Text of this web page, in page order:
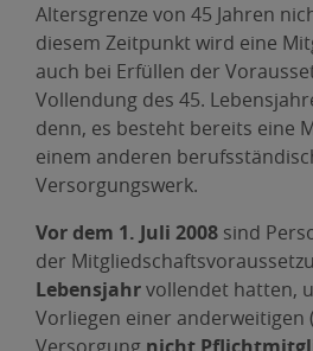
Altersgrenze von 45 Jahren
diesem Zeitpunkt wird eine
auch bei Erfüllen der
Vollendung des 45.
denn, es besteht bereits eine
einem anderen
Versorgungswerk.
Vor dem 1. Juli 2008 sind
der
Lebensjahrvollendet hatten,
Vorliegen einer anderweitigen